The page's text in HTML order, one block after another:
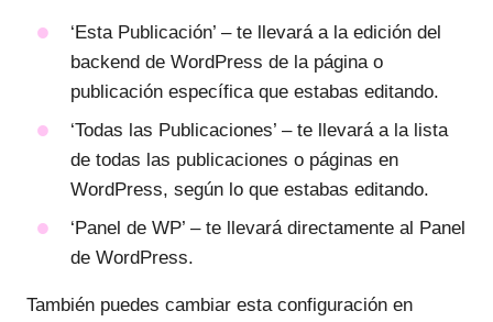
‘Esta Publicación’ – te llevará a la edición del
backend de WordPress de la página o
publicación específica que estabas editando.
‘Todas las Publicaciones’ – te llevará a la lista
de todas las publicaciones o páginas en
WordPress, según lo que estabas editando.
‘Panel de WP’ – te llevará directamente al Panel
de WordPress.
También puedes cambiar esta configuración en